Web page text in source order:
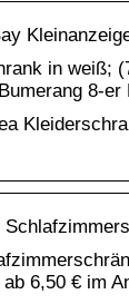
in weiß;
8-
6,50 € im